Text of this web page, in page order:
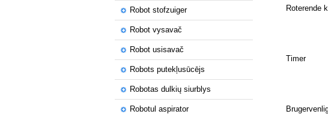
Robot stofzuiger
Robot vysavač
Robot usisavač
Robots putekļusūcējs
Robotas dulkių siurblys
Robotul aspirator
Roterende
Timer